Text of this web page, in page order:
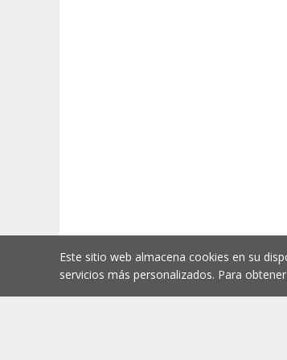
Este sitio web almacena cookies en su
servicios más personalizados. Para